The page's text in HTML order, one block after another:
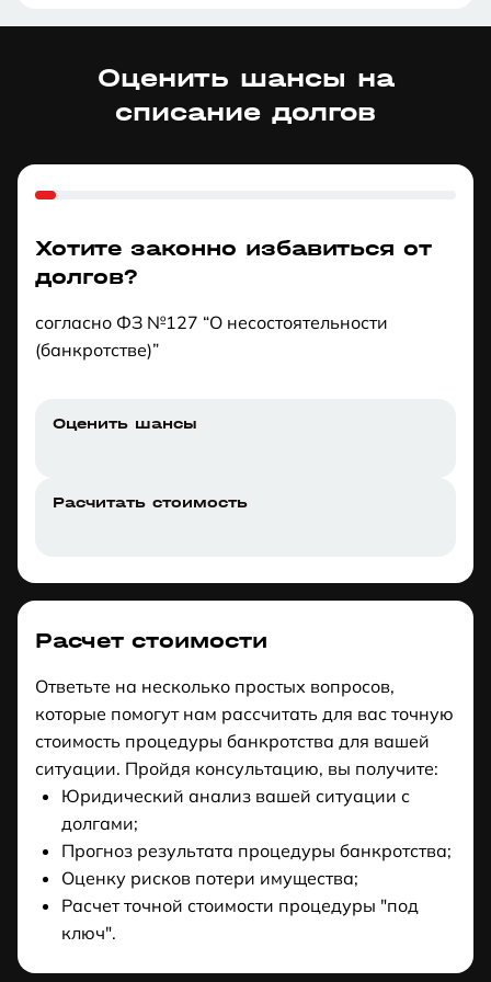
Оценить шансы на
списание долгов
Хотите законно избавиться от
долгов?
согласно ФЗ №127 “О несостоятельности
(банкротстве)”
Оценить шансы
Расчитать стоимость
Расчет стоимости
Ответьте на несколько простых вопросов,
которые помогут нам рассчитать для вас точную
стоимость процедуры банкротства для вашей
ситуации. Пройдя консультацию, вы получите:
Юридический анализ вашей ситуации с
долгами;
Прогноз результата процедуры банкротства;
Оценку рисков потери имущества;
Расчет точной стоимости процедуры "под
ключ".